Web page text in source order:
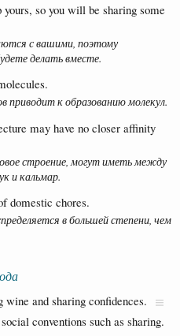
so you will be sharing some
с вашими, поэтому
делать вместе.
приводит к образованию молекул.
may have no closer affinity
строение, могут иметь между
и кальмар.
domestic chores.
в большей степени, чем
and sharing confidences.
conventions such as sharing.